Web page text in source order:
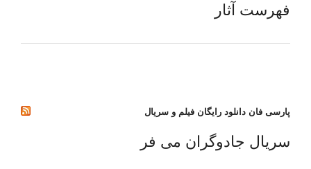
فهرست آثار
پارسی فان دانلود رایگان فیلم و سریال
سریال جادوگران می فر